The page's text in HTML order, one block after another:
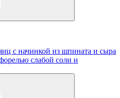
с начинкой из шпината и сыра
слабой соли и